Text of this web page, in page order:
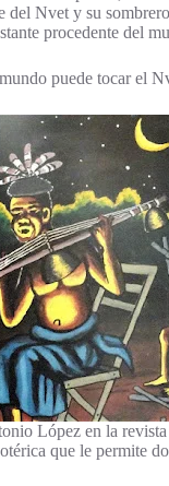
del Nvet y su
procedente del
puede tocar el
López en la
que le permite